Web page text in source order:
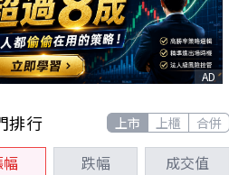
AD
排行 上市 上櫃 合併
跌幅 成交值